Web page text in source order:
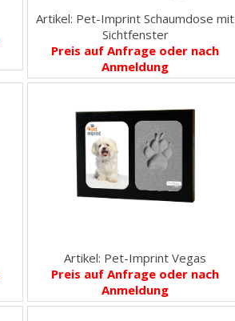
Artikel: Pet-Imprint Schaumdose mit
Sichtfenster
Preis auf Anfrage oder nach
Anmeldung
Artikel: Pet-Imprint Vegas
Preis auf Anfrage oder nach
Anmeldung